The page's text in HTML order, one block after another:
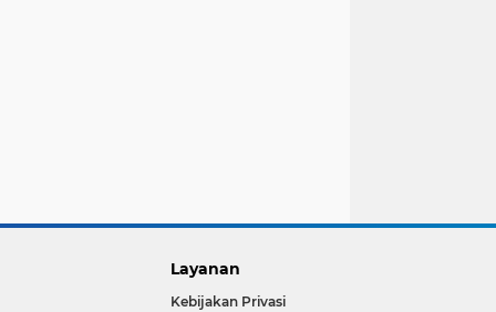
Layanan
Kebijakan Privasi